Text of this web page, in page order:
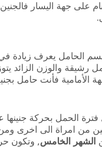
على جهة اليسار
الحامل يعرف زيادة
رشيقة والوزن الزائد
الأمامية فأنت حامل
الحمل بحركة جنينها
من امراة الى اخرى
الشهر الخامس, وتكون